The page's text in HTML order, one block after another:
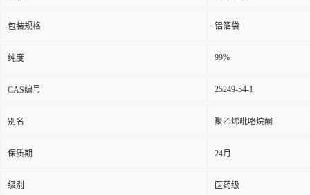
包装规格 铝箔袋
纯度 99%
CAS编号 25249-54-1
别名 聚乙烯吡咯烷酮
保质期 24月
级别 医药级